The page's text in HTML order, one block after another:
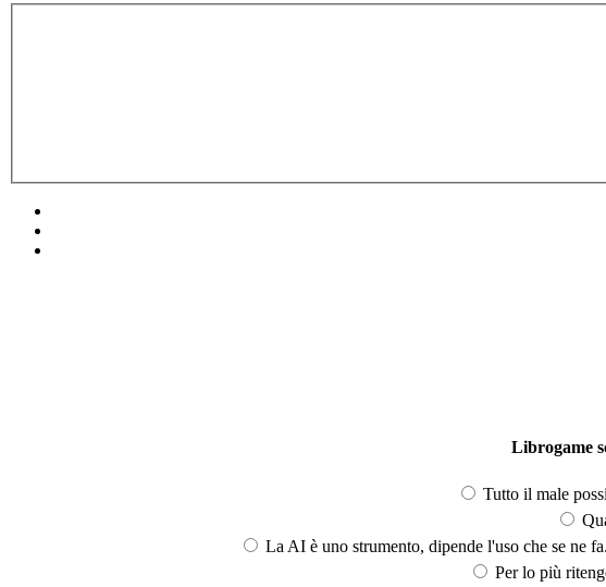
Librogame
Tutto il male
La AI è uno strumento, dipende l'uso che se ne
Per lo più